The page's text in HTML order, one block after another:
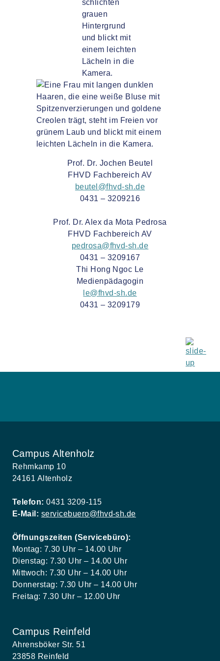
Prof. Dr. Jochen Beutel
FHVD Fachbereich AV
beutel@fhvd-sh.de
0431 – 3209216
Prof. Dr. Alex da Mota Pedrosa
FHVD Fachbereich AV
pedrosa@fhvd-sh.de
0431 – 3209167
Thi Hong Ngoc Le
Medienpädagogin
le@fhvd-sh.de
0431 – 3209179
Campus Altenholz
Rehmkamp 10
24161 Altenholz
Telefon: 0431 3209-115
E-Mail: servicebuero@fhvd-sh.de
Öffnungszeiten (Servicebüro):
Montag: 7.30 Uhr – 14.00 Uhr
Dienstag: 7.30 Uhr – 14.00 Uhr
Mittwoch: 7.30 Uhr – 14.00 Uhr
Donnerstag: 7.30 Uhr – 14.00 Uhr
Freitag: 7.30 Uhr – 12.00 Uhr
Campus Reinfeld
Ahrensböker Str. 51
23858 Reinfeld